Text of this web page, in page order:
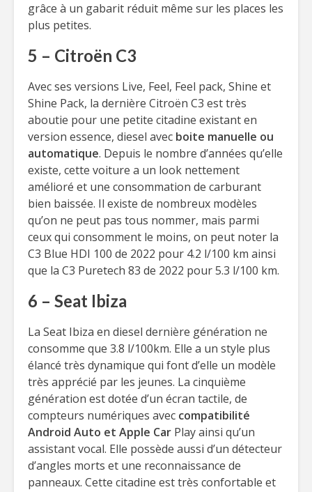
grâce à un gabarit réduit même sur les places les
plus petites.
5 – Citroën C3
Avec ses versions Live, Feel, Feel pack, Shine et
Shine Pack, la dernière Citroën C3 est très
aboutie pour une petite citadine existant en
version essence, diesel avec boite manuelle ou
automatique. Depuis le nombre d’années qu’elle
existe, cette voiture a un look nettement
amélioré et une consommation de carburant
bien baissée. Il existe de nombreux modèles
qu’on ne peut pas tous nommer, mais parmi
ceux qui consomment le moins, on peut noter la
C3 Blue HDI 100 de 2022 pour 4.2 l/100 km ainsi
que la C3 Puretech 83 de 2022 pour 5.3 l/100 km.
6 – Seat Ibiza
La Seat Ibiza en diesel dernière génération ne
consomme que 3.8 l/100km. Elle a un style plus
élancé très dynamique qui font d’elle un modèle
très apprécié par les jeunes. La cinquième
génération est dotée d’un écran tactile, de
compteurs numériques avec compatibilité
Android Auto et Apple Car Play ainsi qu’un
assistant vocal. Elle possède aussi d’un détecteur
d’angles morts et une reconnaissance de
panneaux. Cette citadine est très confortable et